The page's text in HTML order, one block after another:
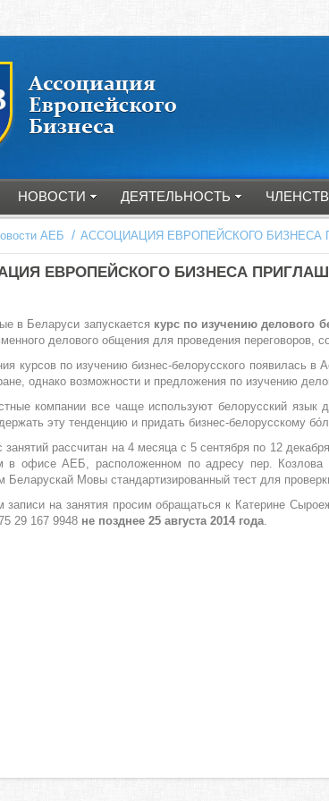
НОВОСТИ ДЕЯТЕЛЬНОСТЬ
АЕБ / АССОЦИАЦИЯ ЕВРОПЕЙСКОГО БИЗНЕСА
ЕВРОПЕЙСКОГО БИЗНЕСА
в Беларуси запускается курс по изучению делового
делового общения для проведения переговоров,
курсов по изучению бизнес-белорусского появилась
однако возможности и предложения по изучению
компании все чаще используют белорусский
эту тенденцию и придать бизнес-белорусскому
занятий рассчитан на 4 месяца с 5 сентября по 12
в офисе АЕБ, расположенном по адресу пер. Козлова
Беларускай Мовы стандартизированный тест для
записи на занятия просим обращаться к Катерине
29 167 9948 не позднее 25 августа 2014 года.